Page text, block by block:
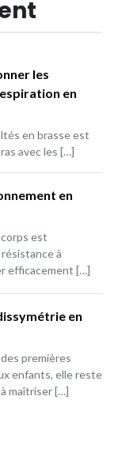
les
en
en brasse est
avec les […]
en
est
à
efficacement […]
en
premières
enfants, elle reste
maîtriser […]